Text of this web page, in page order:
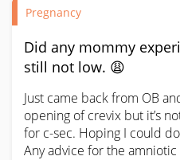
Pregnancy
Did any mommy
still not low. 😩
Just came back from OB
opening of crevix but it’s
for c-sec. Hoping I could
Any advice for the